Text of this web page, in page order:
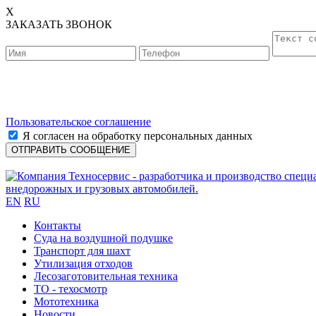
X
ЗАКАЗАТЬ ЗВОНОК
Пользовательское соглашение
Я согласен на обработку персональных данных
EN RU
Контакты
Cуда на воздушной подушке
Транспорт для шахт
Утилизация отходов
Лесозаготовительная техника
ТО - техосмотр
Мототехника